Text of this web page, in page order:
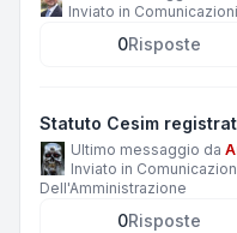
Inviato in
0Risposte
Statuto Cesim
Ultimo messaggio da
Inviato in
Dell'Amministrazione
0Risposte